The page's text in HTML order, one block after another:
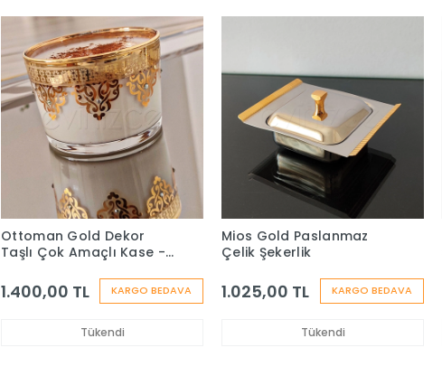
KARGO BEDAVA
Ottoman Gold Dekor
Taşlı Çok Amaçlı Kase -
1.400,00 TL
Tükendi
KARGO BEDAVA
Mios Gold Paslanmaz
Çelik Şekerlik
1.025,00 TL
Tükendi